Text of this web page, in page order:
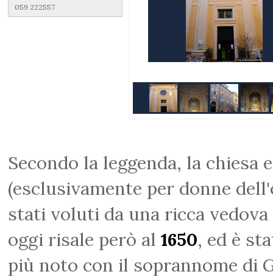
059 222557
Secondo la leggenda, la chiesa
(esclusivamente per donne
stati voluti da una ricca
oggi risale però al 1650, ed è
più noto con il soprannome di